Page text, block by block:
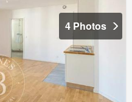
4 Photos